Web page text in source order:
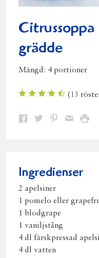
grädde
Mängd: 4 portioner
(13
Dela Dela Dela Dela
Ingredienser
2 apelsiner
1 pomelo eller
1 blodgrape
1 vaniljstång
4 dl färskpressad
4 dl vatten